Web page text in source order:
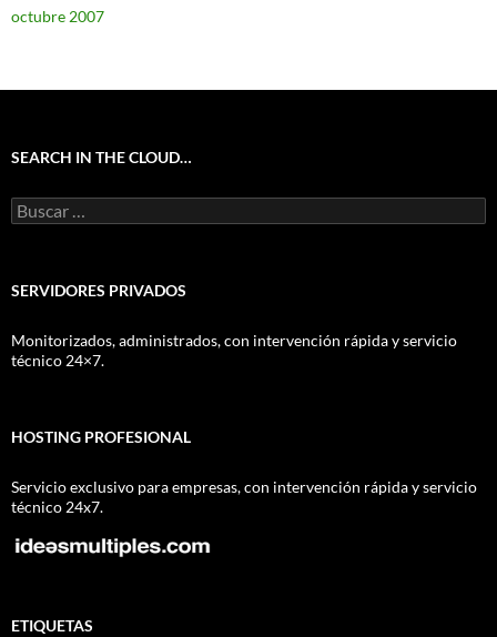
octubre 2007
SEARCH IN THE CLOUD…
Buscar:
SERVIDORES PRIVADOS
Monitorizados, administrados, con intervención rápida y servicio
técnico 24×7.
HOSTING PROFESIONAL
Servicio exclusivo para empresas, con intervención rápida y servicio
técnico 24x7.
ETIQUETAS